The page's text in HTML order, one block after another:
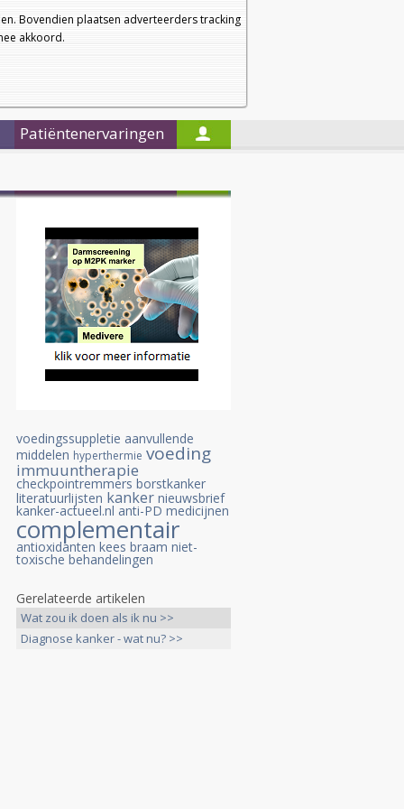
Bovendien plaatsen adverteerders tracking
akkoord.
a
a
Nieuwsbrief
Startpagina
Patiëntenervaringen
voedingssuppletie aanvullende
middelen hyperthermie voeding
immuuntherapie
checkpointremmers borstkanker
literatuurlijsten kanker nieuwsbrief
kanker-actueel.nl anti-PD medicijnen
complementair
antioxidanten kees braam niet-
toxische behandelingen
Gerelateerde artikelen
Wat zou ik doen als ik nu >>
Diagnose kanker - wat nu? >>